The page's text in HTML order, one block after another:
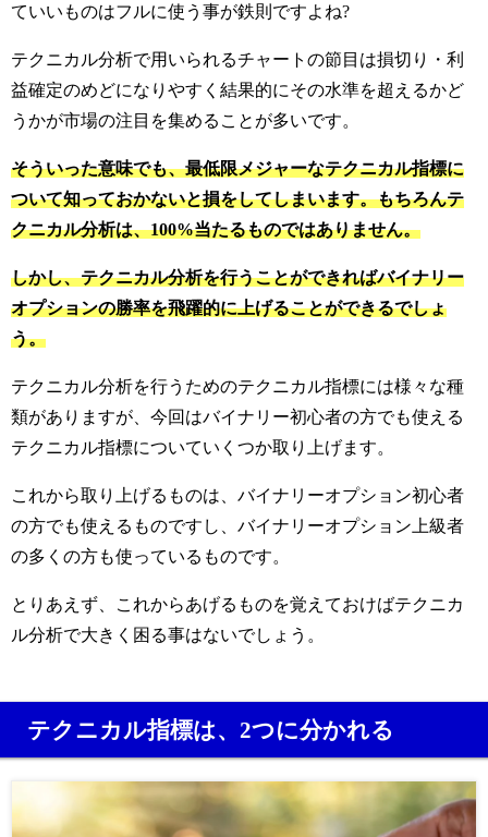
ていいものはフルに使う事が鉄則ですよね?
テクニカル分析で用いられるチャートの節目は損切り・利
益確定のめどになりやすく結果的にその水準を超えるかど
うかが市場の注目を集めることが多いです。
そういった意味でも、最低限メジャーなテクニカル指標に
ついて知っておかないと損をしてしまいます。もちろんテ
クニカル分析は、100%当たるものではありません。
しかし、テクニカル分析を行うことができればバイナリー
オプションの勝率を飛躍的に上げることができるでしょ
う。
テクニカル分析を行うためのテクニカル指標には様々な種
類がありますが、今回はバイナリー初心者の方でも使える
テクニカル指標についていくつか取り上げます。
これから取り上げるものは、バイナリーオプション初心者
の方でも使えるものですし、バイナリーオプション上級者
の多くの方も使っているものです。
とりあえず、これからあげるものを覚えておけばテクニカ
ル分析で大きく困る事はないでしょう。
テクニカル指標は、2つに分かれる